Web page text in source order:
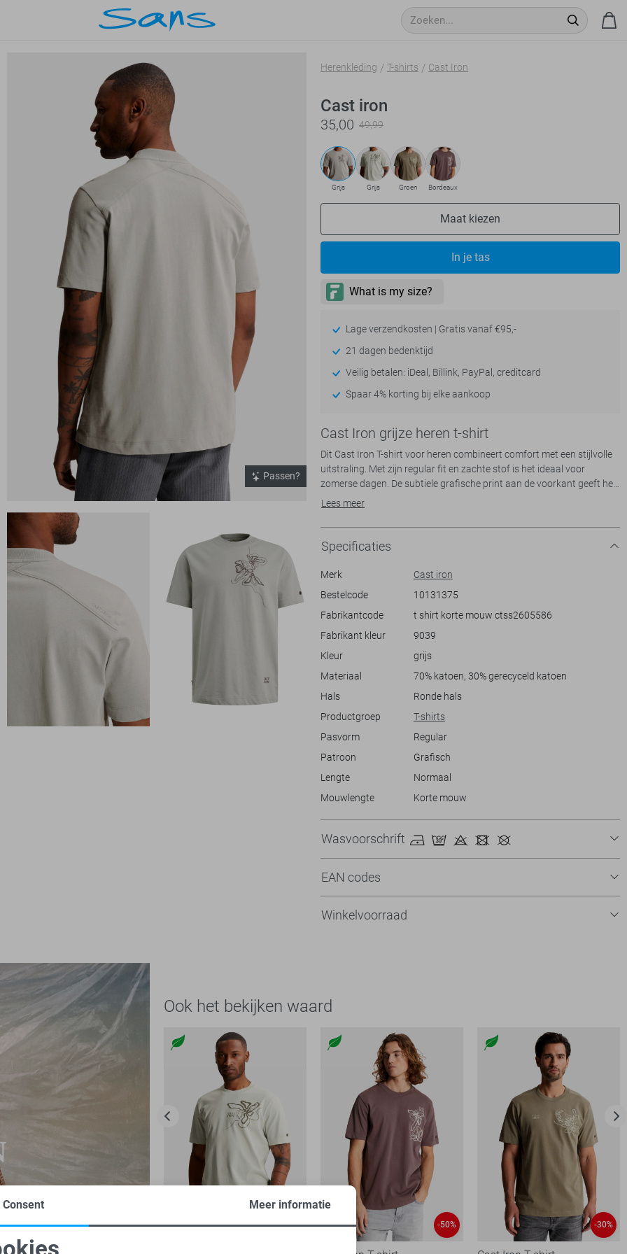
Passen?
Herenkleding T-shirts Cast Iron
Cast iron
35,00 49,99
Grijs Grijs Groen Bordeaux
Maat kiezen
In je tas
Lage verzendkosten | Gratis vanaf €95,-
21 dagen bedenktijd
Veilig betalen: iDeal, Billink, PayPal, creditcard
Spaar 4% korting bij elke aankoop
Cast Iron grijze heren t-shirt
Dit Cast Iron T-shirt voor heren combineert comfort met een stijlvolle
uitstraling. Met zijn regular fit en zachte stof is het ideaal voor
zomerse dagen. De subtiele grafische print aan de voorkant geeft het
shirt een unieke touch die het casual karakter benadrukt. De ronde
van gelegenheden. Dit T-shirt is niet alleen een modieuze keuze voor
een stadswandeling, maar ook een uitstekende match voor een
informele borrel.
betrouwbare aanvulling op je garderobe. De lichte tint en het
gedetailleerde bloemenpatroon bieden veelzijdige
combinatiemogelijkheden. Combineer het met een donkere jeans voor
een rustige middag in het park of een spontane dagtrip plant, dit T-
shirt biedt jou de comfort en stijl die je zoekt.
Lees meer
Specificaties
Merk
Cast iron
Bestelcode
10131375
Fabrikantcode
t shirt korte mouw ctss2605586
Fabrikant kleur
9039
Kleur
grijs
Materiaal
70% katoen, 30% gerecyceld katoen
Hals
Ronde hals
Productgroep
T-shirts
Pasvorm
Regular
Patroon
Grafisch
Lengte
Normaal
Mouwlengte
Korte mouw
Wasvoorschrift
EAN codes
Winkelvoorraad
Ook het bekijken waard
-30% -50% -30%
Consent Meer informatie